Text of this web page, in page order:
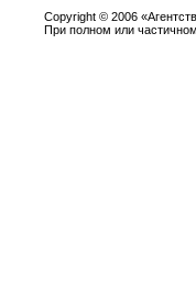
Copyright © 2006
При полном или